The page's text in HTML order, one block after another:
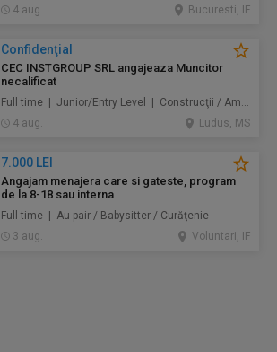
4 aug.
Bucuresti, IF
Confidenţial
CEC INSTGROUP SRL angajeaza Muncitor
necalificat
Full time | Junior/Entry Level | Construcţii / Amenajări
4 aug.
Ludus, MS
7.000 LEI
Angajam menajera care si gateste, program
de la 8-18 sau interna
Full time | Au pair / Babysitter / Curăţenie
3 aug.
Voluntari, IF